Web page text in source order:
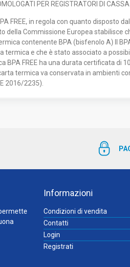
PER REGISTRATORI DI
FREE, in regola con quanto disposto
della Commissione Europea stabilisce
contenente BPA (bisfenolo A) Il
termica e che è stato associato a
BPA FREE ha una durata certificata di
termica va conservata in ambienti
2016/2235).
Informazioni
Condizioni di vendita
Contatti
Login
Registrati